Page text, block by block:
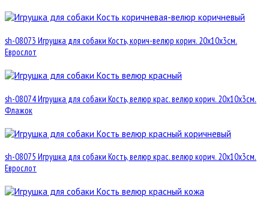
sh-08073 Игрушка для собаки Кость, корич-велюр корич. 20х10х3см.
Еврослот
sh-08074 Игрушка для собаки Кость, велюр крас. велюр корич. 20х10х3см.
Флажок
sh-08075 Игрушка для собаки Кость, велюр крас. велюр корич. 20х10х3см.
Еврослот